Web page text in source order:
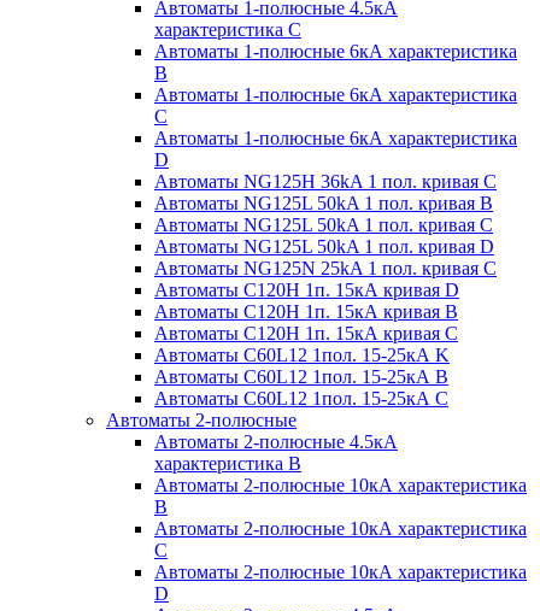
Автоматы 1-полюсные 4.5кА
характеристика С
Автоматы 1-полюсные 6кА характеристика
B
Автоматы 1-полюсные 6кА характеристика
C
Автоматы 1-полюсные 6кА характеристика
D
Автоматы NG125H 36kA 1 пол. кривая C
Автоматы NG125L 50kA 1 пол. кривая B
Автоматы NG125L 50kA 1 пол. кривая C
Автоматы NG125L 50kA 1 пол. кривая D
Автоматы NG125N 25kA 1 пол. кривая C
Автоматы С120H 1п. 15кА кривая D
Автоматы С120H 1п. 15кА кривая В
Автоматы С120H 1п. 15кА кривая С
Автоматы С60L12 1пол. 15-25кА K
Автоматы С60L12 1пол. 15-25кА В
Автоматы С60L12 1пол. 15-25кА С
Автоматы 2-полюсные
Автоматы 2-полюсные 4.5кА
характеристика В
Автоматы 2-полюсные 10кА характеристика
B
Автоматы 2-полюсные 10кА характеристика
C
Автоматы 2-полюсные 10кА характеристика
D